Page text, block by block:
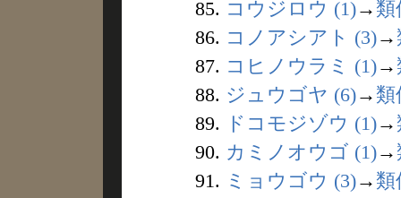
85. コウジロウ (1)→ 類
86. コノアシアト (3)→
87. コヒノウラミ (1)→
88. ジュウゴヤ (6)→ 類
89.
ドコモジゾウ (1)→
90. カミノオウゴ (1)→
91. ミョウゴウ (3)→ 類